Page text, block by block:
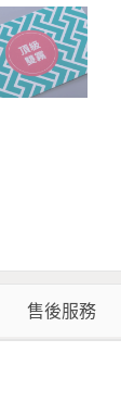
售後服務